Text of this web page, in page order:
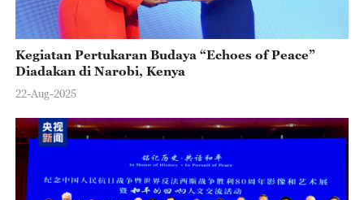
Kegiatan Pertukaran Budaya “Echoes of Peace”
Diadakan di Narobi, Kenya
22-Aug-2025